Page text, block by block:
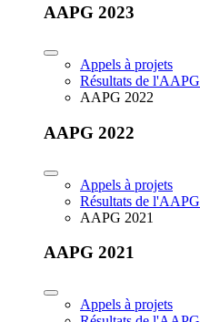
AAPG 2023
Appels à projets
Résultats de l'AAPG
AAPG 2022
AAPG 2022
Appels à projets
Résultats de l'AAPG
AAPG 2021
AAPG 2021
Appels à projets